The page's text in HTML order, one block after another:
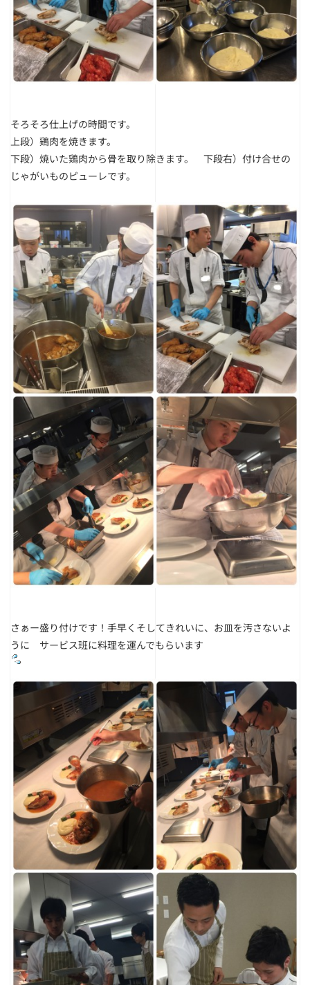
そろそろ仕上げの時間です。
上段）鶏肉を焼きます。
下段）焼いた鶏肉から骨を取り除きます。 下段右）付け合せの
じゃがいものピューレです。
さぁー盛り付けです！手早くそしてきれいに、お皿を汚さないよ
うに サービス班に料理を運んでもらいます